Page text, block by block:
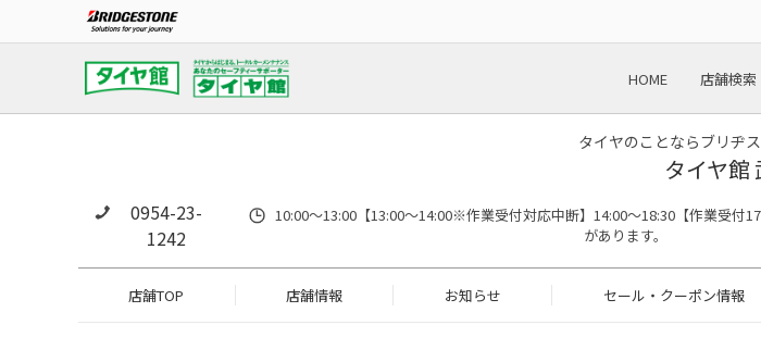
HOME 店舗検索
タイヤのことならブリヂ
タイヤ館
0954-23-
1242
10:00～13:00【13:00～14:00※作業受付対応中断】14:00～18:30【作業受付
があります。
店舗TOP 店舗情報 お知らせ セール・クーポン情報